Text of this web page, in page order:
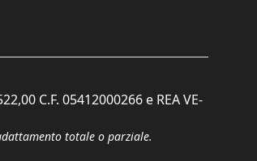
C.F. 05412000266 e REA VE-
totale o parziale.